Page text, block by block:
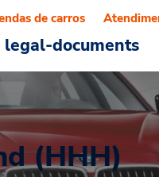
legal-documents
de carros
(HHH)